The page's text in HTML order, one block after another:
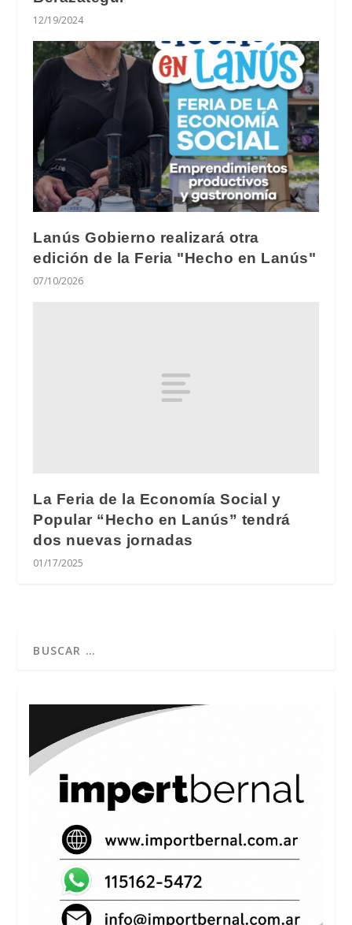
12/19/2024
Lanús Gobierno realizará otra
edición de la Feria "Hecho en Lanús"
07/10/2026
La Feria de la Economía Social y
Popular “Hecho en Lanús” tendrá
dos nuevas jornadas
01/17/2025